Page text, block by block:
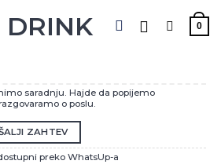
0
saradnju. Hajde da popijemo
o poslu.
ZAHTEV
preko WhatsUp-a